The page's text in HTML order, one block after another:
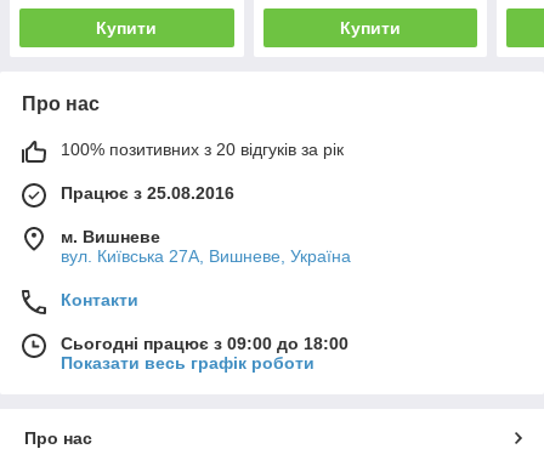
Купити Купити
Про нас
100% позитивних з 20 відгуків за рік
Працює з 25.08.2016
м. Вишневе
вул. Київська 27А, Вишневе, Україна
Контакти
Сьогодні працює з 09:00 до 18:00
Показати весь графік роботи
Про нас